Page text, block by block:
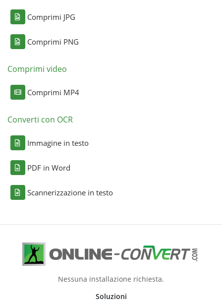
Comprimi JPG
Comprimi PNG
Comprimi video
Comprimi MP4
Converti con OCR
Immagine in testo
PDF in Word
Scannerizzazione in testo
Nessuna installazione richiesta.
Soluzioni